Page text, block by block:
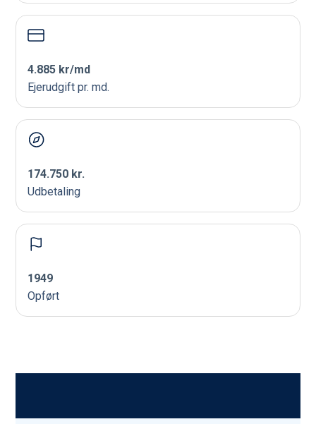
4.885 kr/md
Ejerudgift pr. md.
174.750 kr.
Udbetaling
1949
Opført